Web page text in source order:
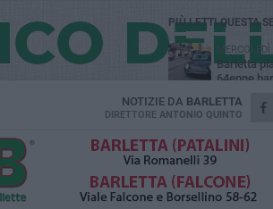
NOTIZIE DA BARLETTA
DIRETTORE ANTONIO QUINTO
PIÙ LETTI QUESTA
Barletta
64enne
GIOVEDÌ 6
Il ricordo di
separavano dalla
MERCOLEDÌ
Jova
DOMENICA